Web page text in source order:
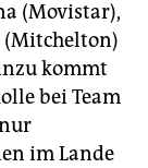
(Movistar),
(Mitchelton)
kommt
bei Team
im Lande